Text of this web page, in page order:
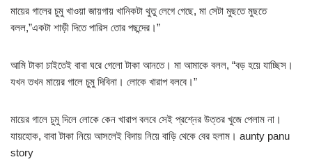
মায়ের গালের চুমু খাওয়া জায়গায় খানিকটা থুতু লেগে গেছে, মা সেটা মুছতে মুছতে
বলল,”একটা শাড়ী দিতে পারিস তোর পছন্দের।”
আমি টাকা চাইতেই বাবা ঘরে গেলো টাকা আনতে। মা আমাকে বলল, “বড় হয়ে যাচ্ছিস।
যখন তখন মায়ের গালে চুমু দিবিনা। লোকে খারাপ বলবে।”
মায়ের গালে চুমু দিলে লোকে কেন খারাপ বলবে সেই প্রশ্নের উত্তর খুজে পেলাম না।
যায়হোক, বাবা টাকা নিয়ে আসলেই বিদায় নিয়ে বাড়ি থেকে বের হলাম। aunty panu
story